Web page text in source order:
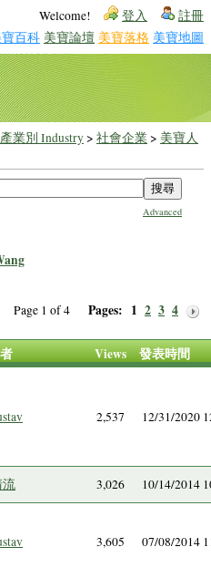
Welcome! 登入 註冊
百科 美寶論壇 美寶落格 美寶地圖
產業別 Industry> 社會企業> 美寶人
Advanced
Page 1 of 4 Pages: 1 2 3 4
Views 發表時間
2,537 12/31/2020
流 3,026 10/14/2014
3,605 07/08/2014